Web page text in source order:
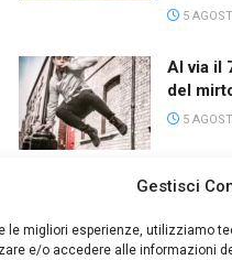
Gestisci
le migliori esperienze, utilizziamo
e/o accedere alle informazioni
5
Al via il
del
5